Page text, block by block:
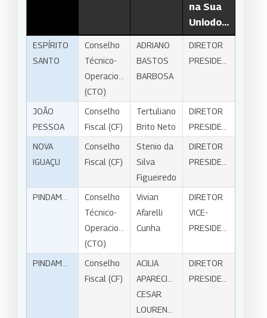
na Sua
Uniodonto
ESPÍRITO
SANTO
Conselho
Técnico-
Operacional
(CTO)
ADRIANO
BASTOS
BARBOSA
DIRETOR
JOÃO
PESSOA
Conselho
Fiscal (CF)
Tertuliano
Brito Neto
DIRETOR
NOVA
IGUAÇU
Conselho
Fiscal (CF)
Stenio da
Silva
Figueiredo
DIRETOR
PINDAMONHANGABA
Conselho
Técnico-
Operacional
(CTO)
Vivian
Afarelli
Cunha
DIRETOR
VICE-
PINDAMONHANGABA
Conselho
Fiscal (CF)
ACILIA
APARECIDA
CESAR
DIRETOR